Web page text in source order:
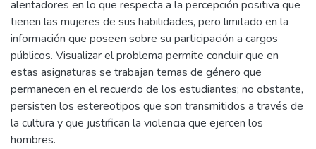
alentadores en lo que respecta a la percepción positiva que
tienen las mujeres de sus habilidades, pero limitado en la
información que poseen sobre su participación a cargos
públicos. Visualizar el problema permite concluir que en
estas asignaturas se trabajan temas de género que
permanecen en el recuerdo de los estudiantes; no obstante,
persisten los estereotipos que son transmitidos a través de
la cultura y que justifican la violencia que ejercen los
hombres.